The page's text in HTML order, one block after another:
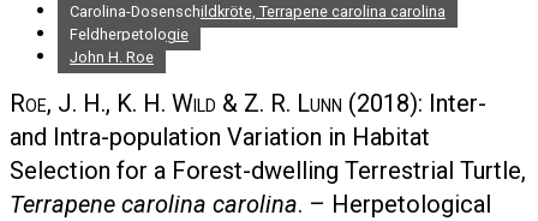
Carolina-Dosenschildkröte, Terrapene carolina carolina
Feldherpetologie
John H. Roe
Roe, J. H., K. H. Wild & Z. R. Lunn (2018): Inter-
and Intra-population Variation in Habitat
Selection for a Forest-dwelling Terrestrial Turtle,
Terrapene carolina carolina. – Herpetological